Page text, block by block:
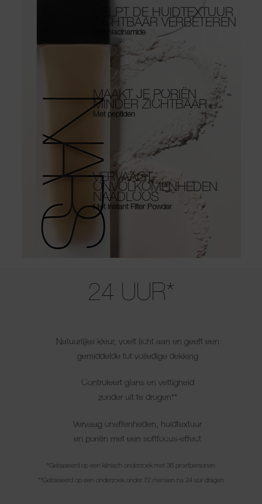
HELPT DE HUIDTEXTUUR
ZICHTBAAR VERBETEREN
Met niacinamide
MAAKT JE PORIËN
MINDER ZICHTBAAR
Met peptiden
VERVAAGT
ONVOLKOMENHEDEN
NAADLOOS
Met Instant Filter Powder
24 UUR*
Natuurlijke kleur, voelt licht aan en geeft een
gemiddelde tot volledige dekking
Controleert glans en vettigheid
zonder uit te drogen**
Vervaag oneffenheden, huidtextuur
en poriën met een softfocus-effect
*Gebaseerd op een klinisch onderzoek met 36 proefpersonen
**Gebaseerd op een onderzoek onder 72 mensen na 24 uur dragen